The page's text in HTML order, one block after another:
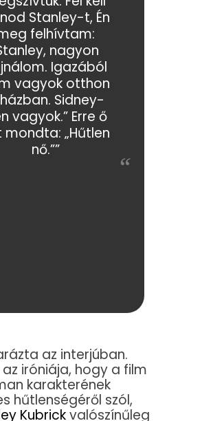
Stanley-t, Én
felhívtam:
nagyon
Igazából
vagyok otthon
Sidney-
vagyok.” Erre ő
mondta: „Hűtlen
nő.””
az interjúban.
az iróniája, hogy a film
karakterének
hűtlenségéről szól,
Kubrickvalószínűleg